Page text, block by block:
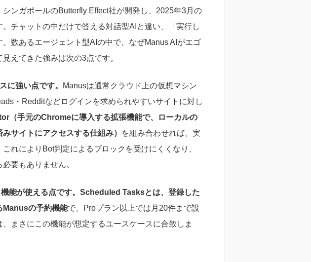
シンガポールのButterfly Effect社が開発し、2025年3月の
チャットの中だけで答える対話型AIと違い、「実行し
数あるエージェント型AIの中で、なぜManus AIがエゴ
えてきた強みは次の3点です。
に強い点です。
Manusは通常クラウド上の仮想マシン
・Redditなどログインを求められやすいサイトに対し
（手元のChromeに導入する拡張機能で、ローカルの
サイトにアクセスする仕組み）
を組み合わせれば、実
れによりBot判定によるブロックを受けにくくなり、
要もありません。
能が使える点です。Scheduled Tasksとは、登録した
Manusの予約機能で、Proプラン以上では月20件まで設
まさにこの機能が想定するユースケースに合致しま